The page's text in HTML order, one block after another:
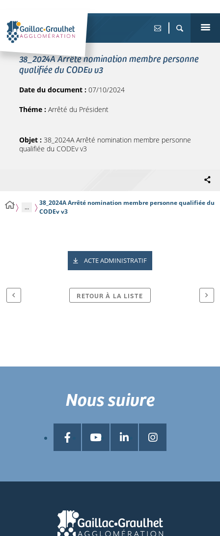
38_2024A Arrêté nomination membre personne
qualifiée du CODEv v3
Date du document : 07/10/2024
Théme : Arrêté du Président
Objet : 38_2024A Arrêté nomination membre personne
qualifiée du CODEv v3
...
38_2024A Arrêté nomination membre personne qualifiée du
CODEv v3
ACTE ADMINISTRATIF
RETOUR À LA LISTE
Nous suivre